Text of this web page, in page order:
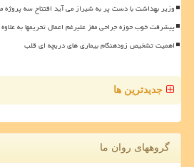
وزیر بهداشت با دست پر به شیراز می آید افتتاح سه پروژه
پیشرفت خوب حوزه جراحی مغز علیرغم اعمال تحریمها به
اهمیت تشخیص زودهنگام بیماری های دریچه ای قلب
جدیدترین ها
گروههای روان ما